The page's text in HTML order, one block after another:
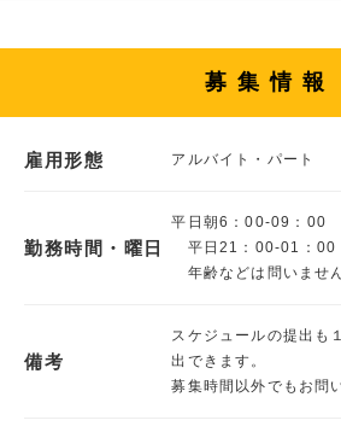
募集情報
雇用形態 アルバイト・パート
勤務時間・曜日
平日朝6：00-09：00
平日21：00-01：
年齢などは問いませ
備考
スケジュールの提出も
出できます。
募集時間以外でもお問